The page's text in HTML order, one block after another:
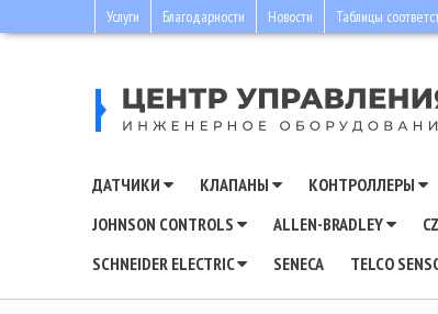
Услуги Благодарности Новости Таблицы
ДАТЧИКИ КЛАПАНЫ КОНТРОЛЛЕРЫ
JOHNSON CONTROLS
ALLEN-BRADLEY
SCHNEIDER ELECTRIC
SENECA TELCO